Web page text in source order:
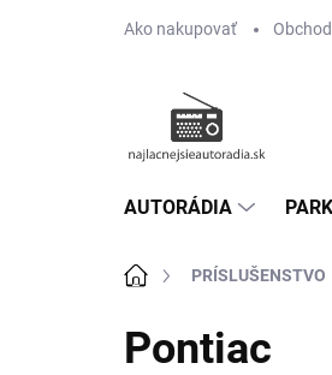
Ako nakupovať
AUTORÁDIA
DomovPRÍSLUŠENSTVO
Pontiac